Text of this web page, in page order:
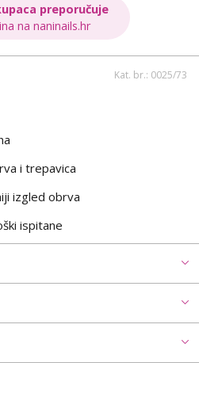
preporučuje
na naninails.hr
Kat. br.: 0025/73
i trepavica
izgled obrva
ispitane